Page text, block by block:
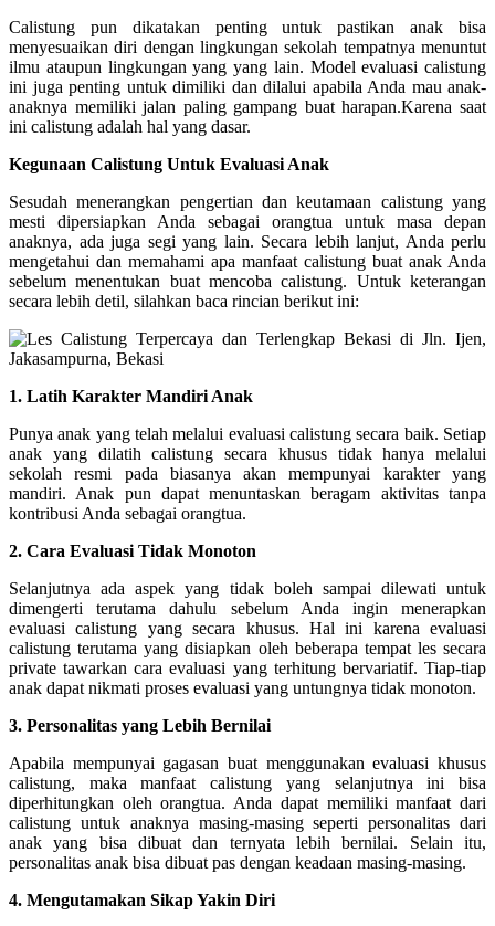
Calistung pun dikatakan penting untuk pastikan anak bisa
menyesuaikan diri dengan lingkungan sekolah tempatnya menuntut
ilmu ataupun lingkungan yang yang lain. Model evaluasi calistung
ini juga penting untuk dimiliki dan dilalui apabila Anda mau anak-
anaknya memiliki jalan paling gampang buat harapan.Karena saat
ini calistung adalah hal yang dasar.
Kegunaan Calistung Untuk Evaluasi Anak
Sesudah menerangkan pengertian dan keutamaan calistung yang
mesti dipersiapkan Anda sebagai orangtua untuk masa depan
anaknya, ada juga segi yang lain. Secara lebih lanjut, Anda perlu
mengetahui dan memahami apa manfaat calistung buat anak Anda
sebelum menentukan buat mencoba calistung. Untuk keterangan
secara lebih detil, silahkan baca rincian berikut ini:
1. Latih Karakter Mandiri Anak
Punya anak yang telah melalui evaluasi calistung secara baik. Setiap
anak yang dilatih calistung secara khusus tidak hanya melalui
sekolah resmi pada biasanya akan mempunyai karakter yang
mandiri. Anak pun dapat menuntaskan beragam aktivitas tanpa
kontribusi Anda sebagai orangtua.
2. Cara Evaluasi Tidak Monoton
Selanjutnya ada aspek yang tidak boleh sampai dilewati untuk
dimengerti terutama dahulu sebelum Anda ingin menerapkan
evaluasi calistung yang secara khusus. Hal ini karena evaluasi
calistung terutama yang disiapkan oleh beberapa tempat les secara
private tawarkan cara evaluasi yang terhitung bervariatif. Tiap-tiap
anak dapat nikmati proses evaluasi yang untungnya tidak monoton.
3. Personalitas yang Lebih Bernilai
Apabila mempunyai gagasan buat menggunakan evaluasi khusus
calistung, maka manfaat calistung yang selanjutnya ini bisa
diperhitungkan oleh orangtua. Anda dapat memiliki manfaat dari
calistung untuk anaknya masing-masing seperti personalitas dari
anak yang bisa dibuat dan ternyata lebih bernilai. Selain itu,
personalitas anak bisa dibuat pas dengan keadaan masing-masing.
4. Mengutamakan Sikap Yakin Diri